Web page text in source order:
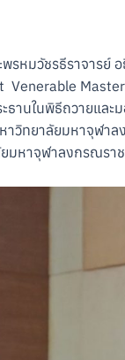
หมวัชรธีราจาร
ธานในพิธีถวายแ
วิทยาลัยมหาจุฬา
หาจุฬาลงกรณราช